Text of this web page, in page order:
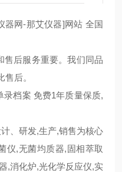
器网-那艾仪器]网站 全国
售后服务重要。我们同品
后。
档案 免费1年质量保质,
、研发,生产,销售为核心
仪,无菌均质器,固相萃取
,消化炉,光化学反应仪,实